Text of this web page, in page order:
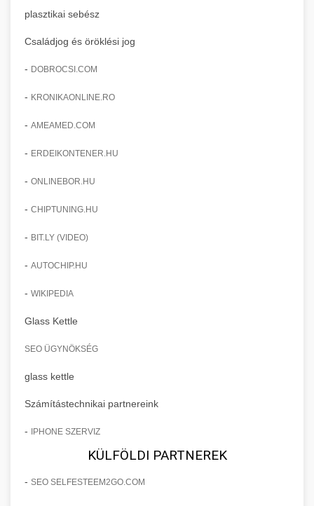
plasztikai sebész
Családjog és öröklési jog
- DOBROCSI.COM
- KRONIKAONLINE.RO
- AMEAMED.COM
- ERDEIKONTENER.HU
- ONLINEBOR.HU
- CHIPTUNING.HU
- BIT.LY (VIDEO)
- AUTOCHIP.HU
- WIKIPEDIA
Glass Kettle
SEO ÜGYNÖKSÉG
glass kettle
Számítástechnikai partnereink
- IPHONE SZERVIZ
KÜLFÖLDI PARTNEREK
- SEO SELFESTEEM2GO.COM